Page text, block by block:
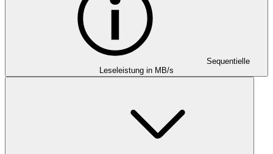
Sequentielle
Leseleistung in MB/s